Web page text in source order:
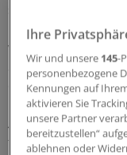
unser Insulin-
wir an einer
Star®-Pen
die automatische
Dosis-
Auch die
fortgeführt.
Ihre
Wir und unsere 145-
personenbezogene
Kennungen auf
aktivieren Sie
unsere Partner
bereitzustellen“
ablehnen oder